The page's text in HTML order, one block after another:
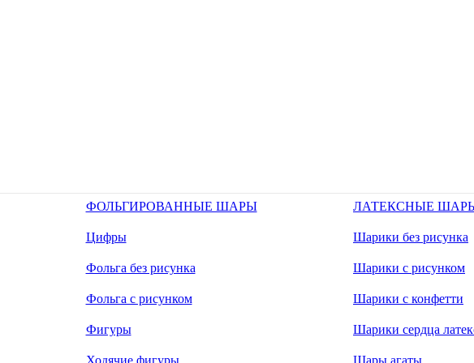
ФОЛЬГИРОВАННЫЕ ШАРЫ
Цифры
Фольга без рисунка
Фольга с рисунком
Фигуры
Ходячие фигуры
ЛАТЕКСНЫЕ
Шарики без рисунка
Шарики с рисунком
Шарики с конфетти
Шарики сердца
Шары агаты